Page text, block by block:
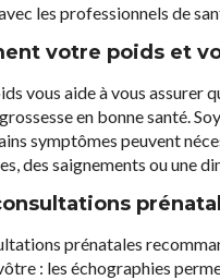
les professionnels de
votre poids et
vous aide à vous assurer
en bonne santé.
symptômes peuvent
des saignements ou une
prénatales
: les échographies